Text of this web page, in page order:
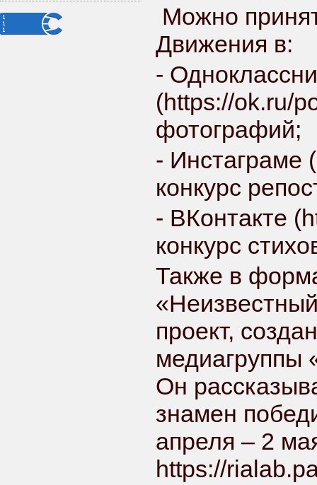
Можно
Движения в:
-
(https://ok.ru/
фотографий;
- Инстаграме (
конкурс
- ВКонтакте (
конкурс
Также в
проект,
медиагруппы
Он
знамен
апреля – 2
https://